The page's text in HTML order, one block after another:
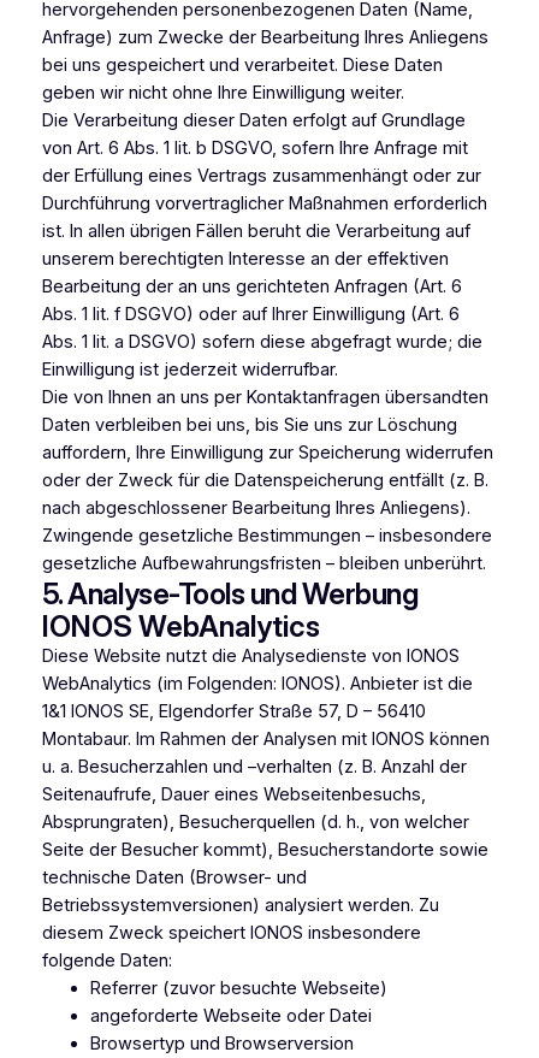
hervorgehenden personenbezogenen Daten (Name,
Anfrage) zum Zwecke der Bearbeitung Ihres Anliegens
bei uns gespeichert und verarbeitet. Diese Daten
geben wir nicht ohne Ihre Einwilligung weiter.
Die Verarbeitung dieser Daten erfolgt auf Grundlage
von Art. 6 Abs. 1 lit. b DSGVO, sofern Ihre Anfrage mit
der Erfüllung eines Vertrags zusammenhängt oder zur
Durchführung vorvertraglicher Maßnahmen erforderlich
ist. In allen übrigen Fällen beruht die Verarbeitung auf
unserem berechtigten Interesse an der effektiven
Bearbeitung der an uns gerichteten Anfragen (Art. 6
Abs. 1 lit. f DSGVO) oder auf Ihrer Einwilligung (Art. 6
Abs. 1 lit. a DSGVO) sofern diese abgefragt wurde; die
Einwilligung ist jederzeit widerrufbar.
Die von Ihnen an uns per Kontaktanfragen übersandten
Daten verbleiben bei uns, bis Sie uns zur Löschung
auffordern, Ihre Einwilligung zur Speicherung widerrufen
oder der Zweck für die Datenspeicherung entfällt (z. B.
nach abgeschlossener Bearbeitung Ihres Anliegens).
Zwingende gesetzliche Bestimmungen – insbesondere
gesetzliche Aufbewahrungsfristen – bleiben unberührt.
5. Analyse-Tools und Werbung
IONOS WebAnalytics
Diese Website nutzt die Analysedienste von IONOS
WebAnalytics (im Folgenden: IONOS). Anbieter ist die
1&1 IONOS SE, Elgendorfer Straße 57, D – 56410
Montabaur. Im Rahmen der Analysen mit IONOS können
u. a. Besucherzahlen und –verhalten (z. B. Anzahl der
Seitenaufrufe, Dauer eines Webseitenbesuchs,
Absprungraten), Besucherquellen (d. h., von welcher
Seite der Besucher kommt), Besucherstandorte sowie
technische Daten (Browser- und
Betriebssystemversionen) analysiert werden. Zu
diesem Zweck speichert IONOS insbesondere
folgende Daten:
Referrer (zuvor besuchte Webseite)
angeforderte Webseite oder Datei
Browsertyp und Browserversion